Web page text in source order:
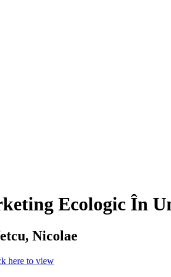
Ecologic În
Nicolae